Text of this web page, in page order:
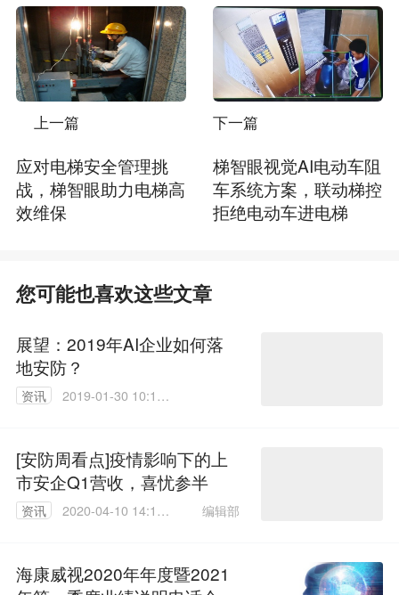
上一篇
应对电梯安全管理挑
战，梯智眼助力电梯高
效维保
下一篇
梯智眼视觉AI电动车阻
车系统方案，联动梯控
拒绝电动车进电梯
您可能也喜欢这些文章
展望：2019年AI企业如何落
地安防？
资讯
2019-01-30 10:11:
[安防周看点]疫情影响下的上
市安企Q1营收，喜忧参半
资讯
2020-04-10 14:11:
编辑部
海康威视2020年年度暨2021